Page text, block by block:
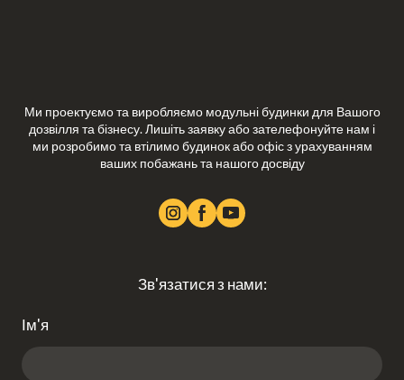
Ми проектуємо та виробляємо модульні будинки для Вашого
дозвілля та бізнесу. Лишіть заявку або зателефонуйте нам і
ми розробимо та втілимо будинок або офіс з урахуванням
ваших побажань та нашого досвіду
Зв'язатися з нами:
Ім'я